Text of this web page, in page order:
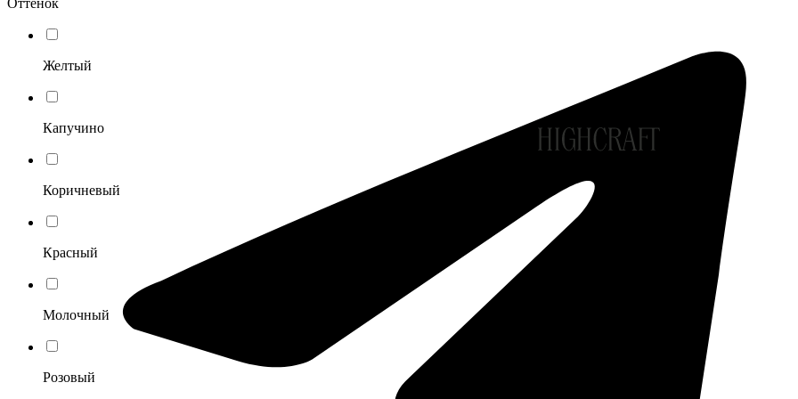
Желтый
Капучино
Коричневый
Красный
Молочный
Розовый